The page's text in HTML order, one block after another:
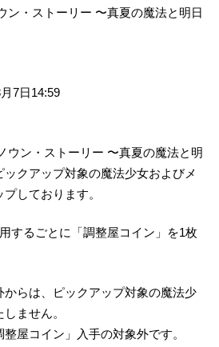
ン・ストーリー 〜真夏の魔法と明日
7日14:59
ウン・ストーリー 〜真夏の魔法と明
クアップ対象の魔法少女およびメ
しております。
するごとに「調整屋コイン」を1枚
らは、ピックアップ対象の魔法少
ません。
屋コイン」入手の対象外です。